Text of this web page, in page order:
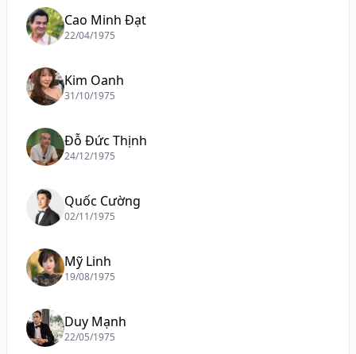
Cao Minh Đạt
22/04/1975
Kim Oanh
31/10/1975
Đỗ Đức Thịnh
24/12/1975
Quốc Cường
02/11/1975
Mỹ Linh
19/08/1975
Duy Mạnh
22/05/1975